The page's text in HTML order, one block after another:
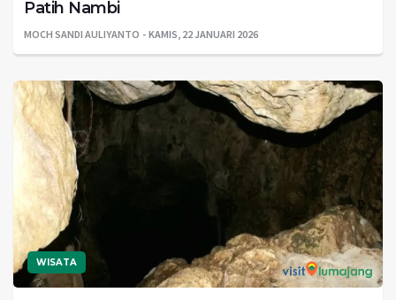
Patih Nambi
MOCH SANDI AULIYANTO KAMIS, 22 JANUARI 2026
WISATA